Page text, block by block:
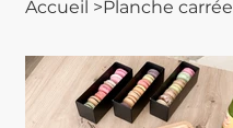
Accueil >Planche carrée